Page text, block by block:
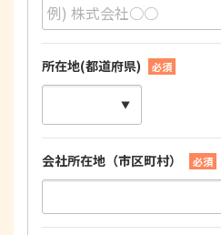
所在地(都道府県) 必須
会社所在地（市区町村） 必須